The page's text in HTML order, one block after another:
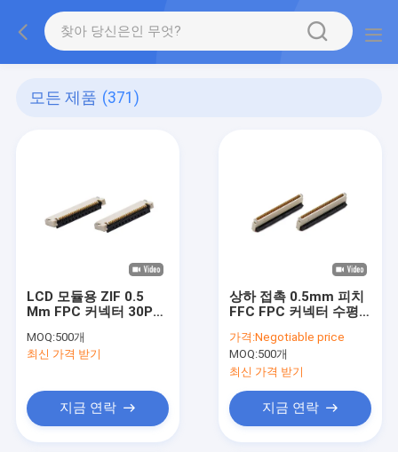
모든 제품 (371)
LCD 모듈용 ZIF 0.5
Mm FPC 커넥터 30P
MOQ:500개
최신 가격 받기
지금 연락
상하 접촉 0.5mm 피치
FFC FPC 커넥터 수평
가격:Negotiable price
MOQ:500개
최신 가격 받기
지금 연락